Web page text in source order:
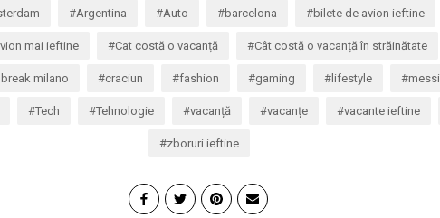
Argentina Auto barcelona bilete de avion ieftine
mai ieftine Cat costă o vacanță Cât costă o vacanță în străinătate
milano craciun fashion gaming lifestyle messi
Tech Tehnologie vacanță vacanțe vacante ieftine
zboruri ieftine